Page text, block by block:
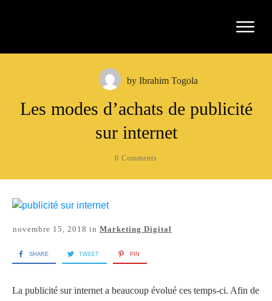
byIbrahim Togola
Les modes d’achats de publicité
sur internet
0 Comments
novembre 15, 2018 in Marketing Digital
SHARE TWEET PIN
La publicité sur internet a beaucoup évolué ces temps-ci. Afin de